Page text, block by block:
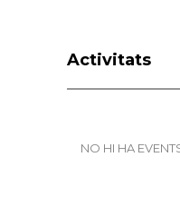
Activitats
NO HI HA